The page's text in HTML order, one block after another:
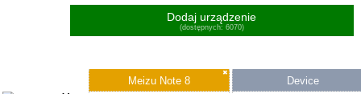
Dodaj urządzenie
(dostępnych: 6070)
✖
Meizu Note 8 Device